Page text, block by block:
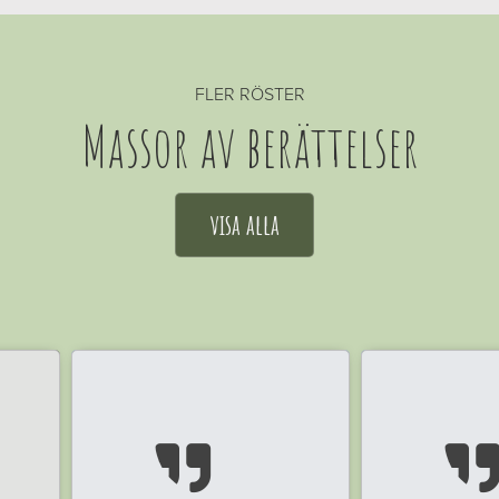
FLER RÖSTER
Massor av berättelser
visa alla
 